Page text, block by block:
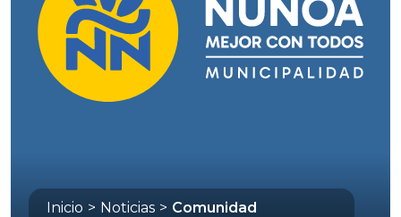
Inicio > Noticias > Comunidad